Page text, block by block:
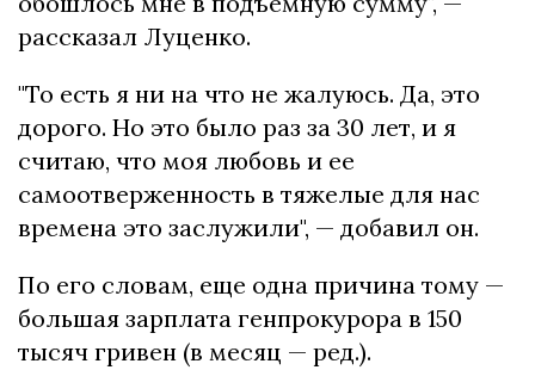
рассказал Луценко.
"То есть я ни на что не жалуюсь. Да, это
дорого. Но это было раз за 30 лет, и я
считаю, что моя любовь и ее
самоотверженность в тяжелые для нас
времена это заслужили", — добавил он.
По его словам, еще одна причина тому —
большая зарплата генпрокурора в 150
тысяч гривен (в месяц — ред.).